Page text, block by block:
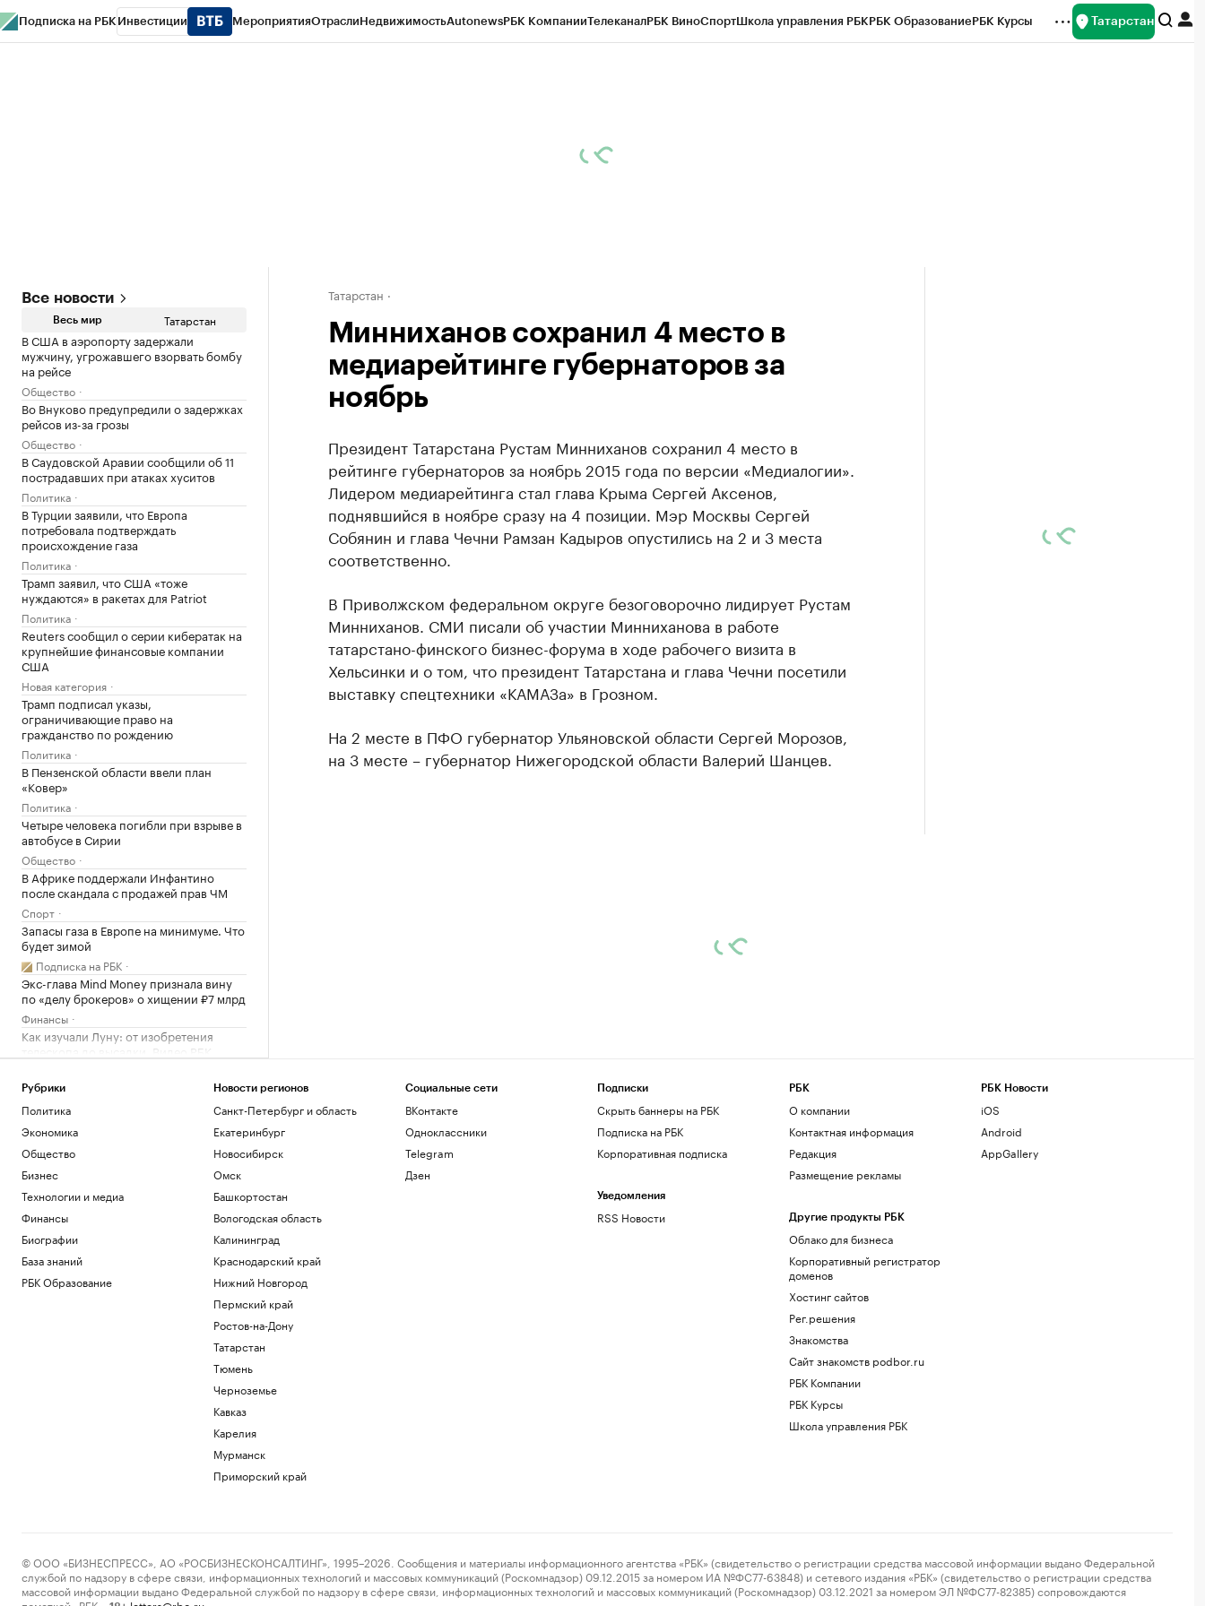
Подписка на РБК Инвестиции МероприятияОтраслиНедвижимостьAutonewsРБК КомпанииТелеканалРБК ВиноСпортШкола управления РБКРБК ОбразованиеРБК Курсы Татарстан
Все новости
Весь мир Татарстан
В США в аэропорту задержали
мужчину, угрожавшего взорвать бомбу
на рейсе
Общество
Во Внуково предупредили о задержках
рейсов из-за грозы
Общество
В Саудовской Аравии сообщили об 11
пострадавших при атаках хуситов
Политика
В Турции заявили, что Европа
потребовала подтверждать
происхождение газа
Политика
Трамп заявил, что США «тоже
нуждаются» в ракетах для Patriot
Политика
Reuters сообщил о серии кибератак на
крупнейшие финансовые компании
США
Новая категория
Трамп подписал указы,
ограничивающие право на
гражданство по рождению
Политика
В Пензенской области ввели план
«Ковер»
Политика
Четыре человека погибли при взрыве в
автобусе в Сирии
Общество
В Африке поддержали Инфантино
после скандала с продажей прав ЧМ
Спорт
Запасы газа в Европе на минимуме. Что
будет зимой
Подписка на РБК
Экс-глава Mind Money признала вину
по «делу брокеров» о хищении ₽7 млрд
Финансы
Как изучали Луну: от изобретения
телескопа до высадки. Видео РБК
Трамп заявил о прогрессе в
урегулировании украинского
конфликта
Политика
Гендиректор «ИжАвиа» объявил об
увольнении
Политика
проблем с вылетом «Сочи» в Москву
Спорт
Перешедший в «Лидс» Траффорд стал
самым дорогим британским вратарем
Аэропорт Домодедово открыли для
Женщина и ребенок погибли во время
Татарстан
Минниханов сохранил 4 место в
медиарейтинге губернаторов за
ноябрь
Президент Татарстана Рустам Минниханов сохранил 4 место в
рейтинге губернаторов за ноябрь 2015 года по версии «Медиалогии».
Лидером медиарейтинга стал глава Крыма Сергей Аксенов,
поднявшийся в ноябре сразу на 4 позиции. Мэр Москвы Сергей
Собянин и глава Чечни Рамзан Кадыров опустились на 2 и 3 места
соответственно.
В Приволжском федеральном округе безоговорочно лидирует Рустам
Минниханов. СМИ писали об участии Минниханова в работе
татарстано-финского бизнес-форума в ходе рабочего визита в
Хельсинки и о том, что президент Татарстана и глава Чечни посетили
выставку спецтехники «КАМАЗа» в Грозном.
На 2 месте в ПФО губернатор Ульяновской области Сергей Морозов,
на 3 месте – губернатор Нижегородской области Валерий Шанцев.
Рубрики
Политика
Экономика
Общество
Бизнес
Технологии и медиа
Финансы
Биографии
База знаний
РБК Образование
Новости регионов
Санкт-Петербург и область
Екатеринбург
Новосибирск
Омск
Башкортостан
Вологодская область
Калининград
Краснодарский край
Нижний Новгород
Пермский край
Ростов-на-Дону
Татарстан
Тюмень
Черноземье
Кавказ
Карелия
Мурманск
Приморский край
Социальные сети
ВКонтакте
Одноклассники
Telegram
Дзен
Подписки
Скрыть баннеры на РБК
Подписка на РБК
Корпоративная подписка
Уведомления
RSS Новости
РБК
О компании
Контактная информация
Редакция
Размещение рекламы
Другие продукты РБК
Облако для бизнеса
Корпоративный регистратор
доменов
Хостинг сайтов
Рег.решения
Знакомства
Сайт знакомств podbor.ru
РБК Компании
РБК Курсы
Школа управления РБК
РБК Новости
iOS
Android
AppGallery
© ООО «БИЗНЕСПРЕСС», АО «РОСБИЗНЕСКОНСАЛТИНГ», 1995–2026. Сообщения и материалы информационного агентства «РБК» (свидетельство о регистрации средства массовой информации выдано Федеральной
службой по надзору в сфере связи, информационных технологий и массовых коммуникаций (Роскомнадзор) 09.12.2015 за номером ИА №ФС77-63848) и сетевого издания «РБК» (свидетельство о регистрации средства
массовой информации выдано Федеральной службой по надзору в сфере связи, информационных технологий и массовых коммуникаций (Роскомнадзор) 03.12.2021 за номером ЭЛ №ФС77-82385) сопровождаются